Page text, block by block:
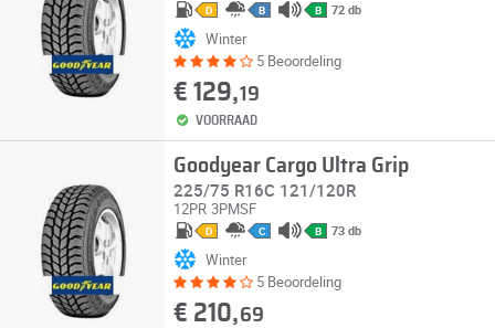
D B B 72 db
Winter
5 Beoordeling
€ 129,19
VOORRAAD
Goodyear Cargo Ultra Grip
225/75 R16C 121/120R
12PR 3PMSF
D C B 73 db
Winter
5 Beoordeling
€ 210,69